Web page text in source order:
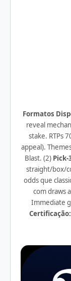
Formatos
reveal
stake. RTPs
appeal).
Blast. (2)
straight/box/
odds que
com draws
Immediate
Certificação: